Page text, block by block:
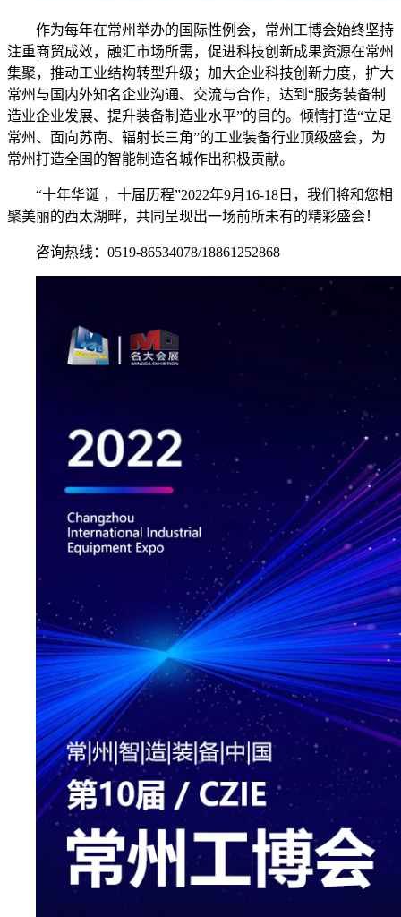
作为每年在常州举办的国际性例会，常州工博会始终坚持
注重商贸成效，融汇市场所需，促进科技创新成果资源在常州
集聚，推动工业结构转型升级；加大企业科技创新力度，扩大
常州与国内外知名企业沟通、交流与合作，达到“服务装备制
造业企业发展、提升装备制造业水平”的目的。倾情打造“立足
常州、面向苏南、辐射长三角”的工业装备行业顶级盛会，为
常州打造全国的智能制造名城作出积极贡献。
“十年华诞 ，十届历程”2022年9月16-18日，我们将和您相
聚美丽的西太湖畔，共同呈现出一场前所未有的精彩盛会！
咨询热线：0519-86534078/18861252868